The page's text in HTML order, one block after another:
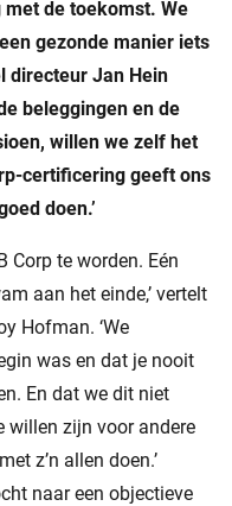
de toekomst. We
gezonde manier iets
directeur Jan Hein
beleggingen en de
willen we zelf het
certificering geeft ons
doen.’
Corp te worden. Eén
aan het einde,’ vertelt
Hofman. ‘We
was en dat je nooit
En dat we dit niet
willen zijn voor andere
z’n allen doen.’
naar een objectieve